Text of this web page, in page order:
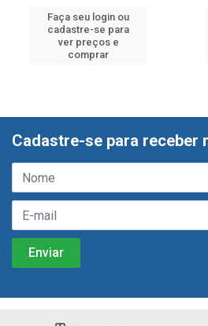
Faça seu login ou
cadastre-se para
ver preços e
comprar
Cadastre-se para receber